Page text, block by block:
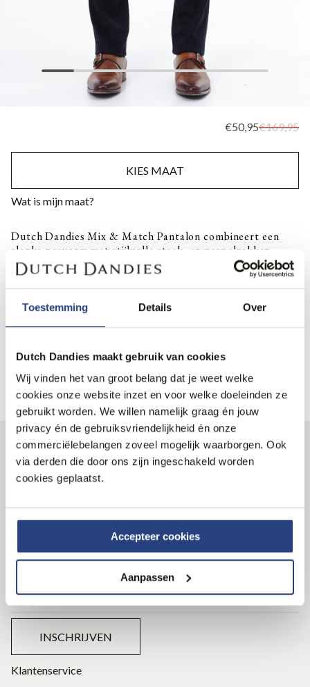
Toestemming Details Over
Dutch Dandies maakt gebruik van cookies
Wij vinden het van groot belang dat je weet welke
cookies onze website inzet en voor welke doeleinden ze
gebruikt worden. We willen namelijk graag én jouw
privacy én de gebruiksvriendelijkheid én onze
commerciëlebelangen zoveel mogelijk waarborgen. Ook
via derden die door ons zijn ingeschakeld worden
cookies geplaatst.
Accepteer cookies
Aanpassen
€169,95
€50,95
KIES MAAT
Wat is mijn maat?
Dutch Dandies Mix & Match Pantalon combineert een
slanke pasvorm met stijlvolle steek- en paspelzakken.
Gemaakt van 100% wol, biedt deze donkerblauwe
pantalon een klassieke ...
Lees meer
Volg ons
Blijf op de hoogte
en speciale aanbiedingen.
INSCHRIJVEN
Klantenservice